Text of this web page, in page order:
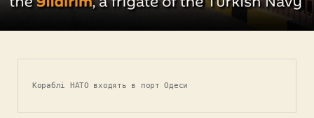
Кораблі НАТО входять в порт Одеси